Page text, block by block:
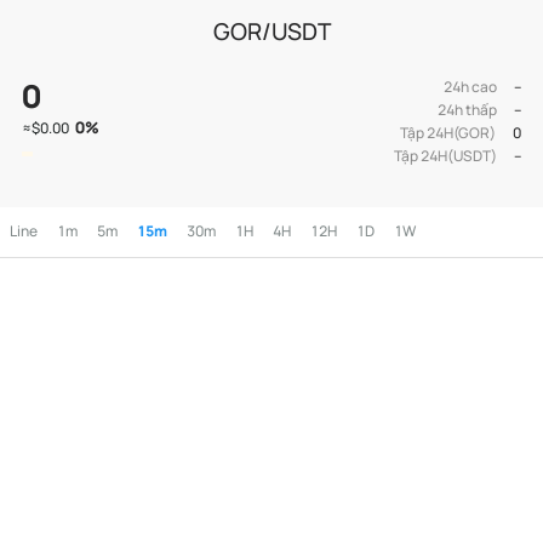
GOR/USDT
0
≈$0.00 0%
24h cao
--
24h thấp
--
Tập 24H(GOR)
0
Tập 24H(USDT)
--
Line 1m 5m 15m 30m 1H 4H 12H 1D 1W